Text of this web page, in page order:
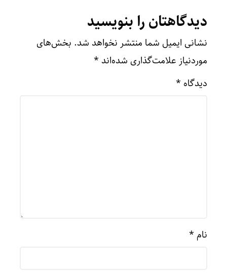
دیدگاهتان را بنویسید
نشانی ایمیل شما منتشر نخواهد شد. بخش‌های
موردنیاز علامت‌گذاری شده‌اند *
دیدگاه *
نام *